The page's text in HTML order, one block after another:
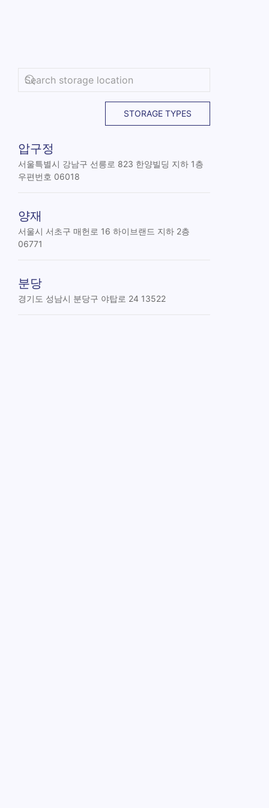
STORAGE TYPES
압구정
서울특별시 강남구 선릉로 823 한양빌딩 지하 1층
우편번호 06018
양재
서울시 서초구 매헌로 16 하이브랜드 지하 2층
06771
분당
경기도 성남시 분당구 야탑로 24 13522